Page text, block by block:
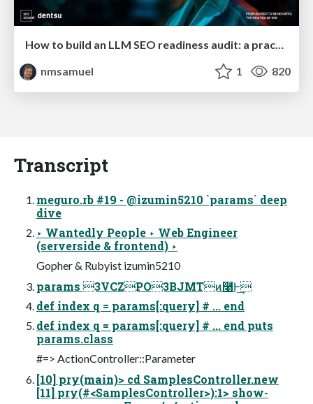
nmsamuel
1 820
Transcript
meguro.rb #19 - @izumin5210 `params` deep
dive
‣ Wantedly People ‣ Web Engineer
(serverside & frontend) ‣
Gopher & Rubyist izumin5210
params 3VCZPO3BJMTͷ࿩Ͱ͢
def index q = params[:query] # ... end
def index q = params[:query] # ... end puts
params.class
#=> ActionController::Parameter
[10] pry(main)> cd SamplesController.new
[11] pry(#<SamplesController>):1> show-